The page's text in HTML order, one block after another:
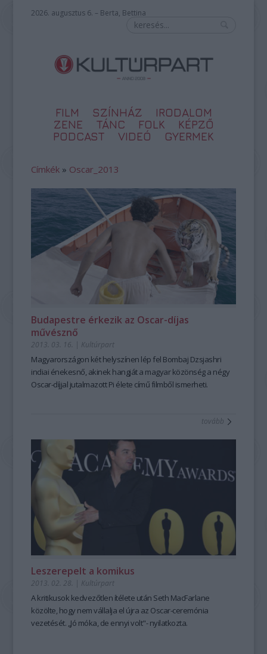
2026. augusztus 6. – Berta, Bettina
FILM SZÍNHÁZ
IRODALOM
ZENE
TÁNC FOLK
KÉPZŐ
PODCAST
VIDEÓ GYERMEK
Címkék » Oscar_2013
Budapestre érkezik az Oscar-díjas
művésznő
2013. 03. 16. | Kultúrpart
Magyarországon két helyszínen lép fel Bombaj Dzsjashri
indiai énekesnő, akinek hangját a magyar közönség a négy
Oscar-díjjal jutalmazott Pi élete című filmből ismerheti.
tovább
Leszerepelt a komikus
2013. 02. 28. | Kultúrpart
A kritikusok kedvezőtlen ítélete után Seth MacFarlane
közölte, hogy nem vállalja el újra az Oscar-ceremónia
vezetését. „Jó móka, de ennyi volt"- nyilatkozta.